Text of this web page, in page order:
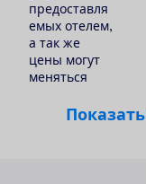
предоставля
емых отелем,
а так же
цены могут
меняться
Показать